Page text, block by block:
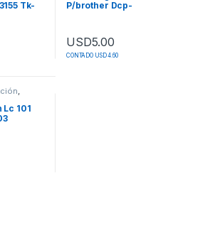
Tk-
múltiples variantes. Las opciones se
P/brother Dcp-
USD5.00
CONTADO USD 4.60
Lc 101